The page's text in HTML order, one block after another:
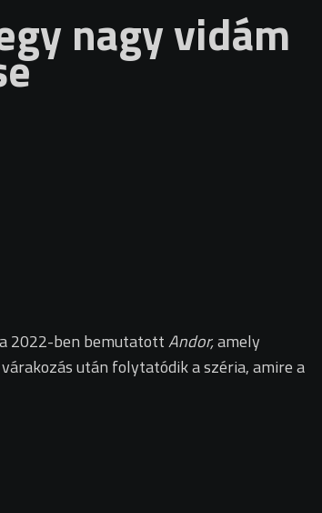
nagy vidám
2022-ben bemutatottAndor,amely
után folytatódik a széria, amire a